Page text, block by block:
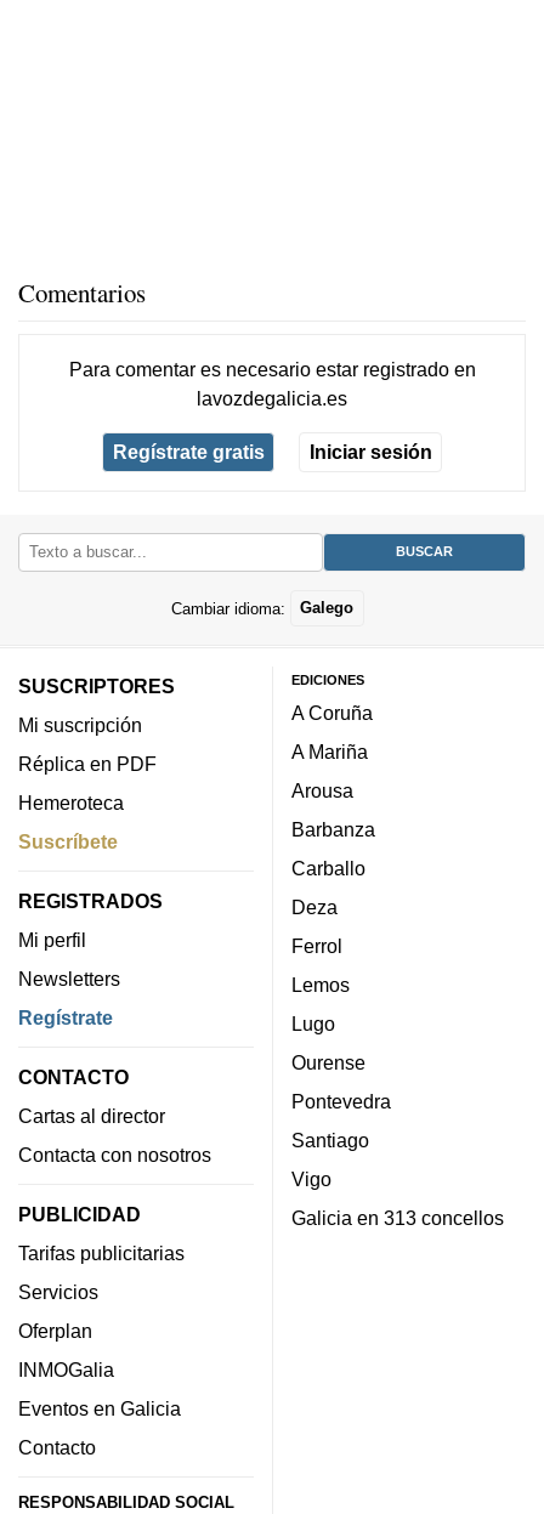
Comentarios
Para comentar es necesario estar registradoen
lavozdegalicia.es
Regístrate gratis Iniciar sesión
Cambiar idioma: Galego
SUSCRIPTORES
Mi suscripción
Réplica en PDF
Hemeroteca
Suscríbete
REGISTRADOS
Mi perfil
Newsletters
Regístrate
CONTACTO
Cartas al director
Contacta con nosotros
PUBLICIDAD
Tarifas publicitarias
Servicios
Oferplan
INMOGalia
Eventos en Galicia
Contacto
RESPONSABILIDAD SOCIAL
EDICIONES
A Coruña
A Mariña
Arousa
Barbanza
Carballo
Deza
Ferrol
Lemos
Lugo
Ourense
Pontevedra
Santiago
Vigo
Galicia en 313 concellos